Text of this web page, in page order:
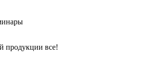
продукции все!